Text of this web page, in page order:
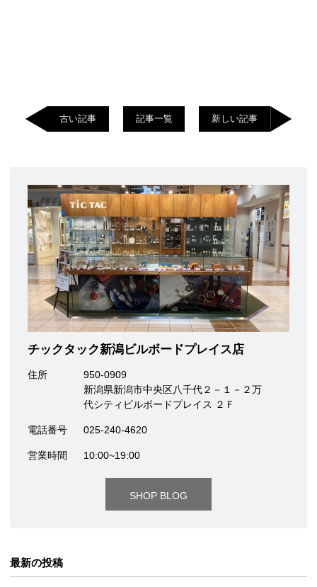
古い記事 記事一覧 新しい記事
チックタック新潟ビルボードプレイス店
住所
950-0909
新潟県新潟市中央区八千代２－１－２万
代シティビルボードプレイス ２Ｆ
電話番号 025-240-4620
営業時間 10:00~19:00
SHOP BLOG
最新の投稿